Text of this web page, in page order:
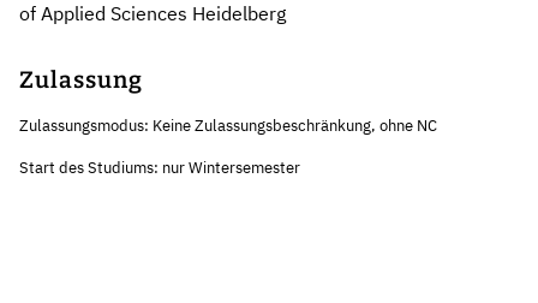
of Applied Sciences Heidelberg
Zulassung
Zulassungsmodus: Keine Zulassungsbeschränkung, ohne NC
Start des Studiums: nur Wintersemester